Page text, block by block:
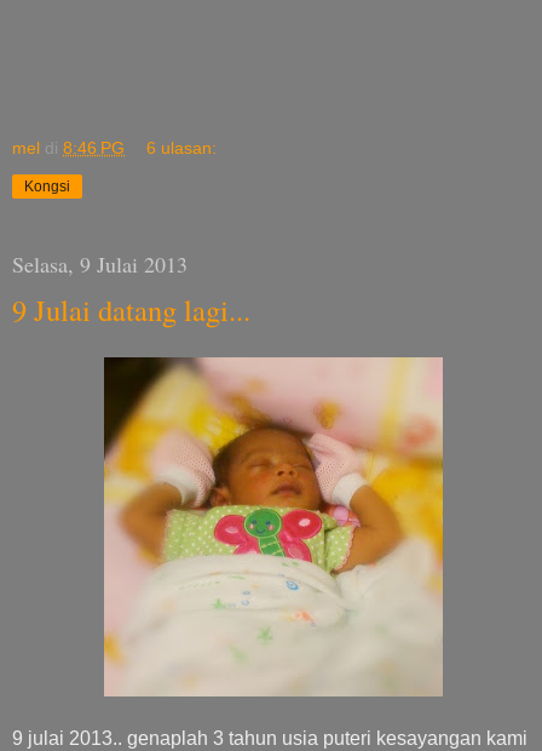
mel di 8:46 PG 6 ulasan:
Kongsi
Selasa, 9 Julai 2013
9 Julai datang lagi...
9 julai 2013.. genaplah 3 tahun usia puteri kesayangan kami